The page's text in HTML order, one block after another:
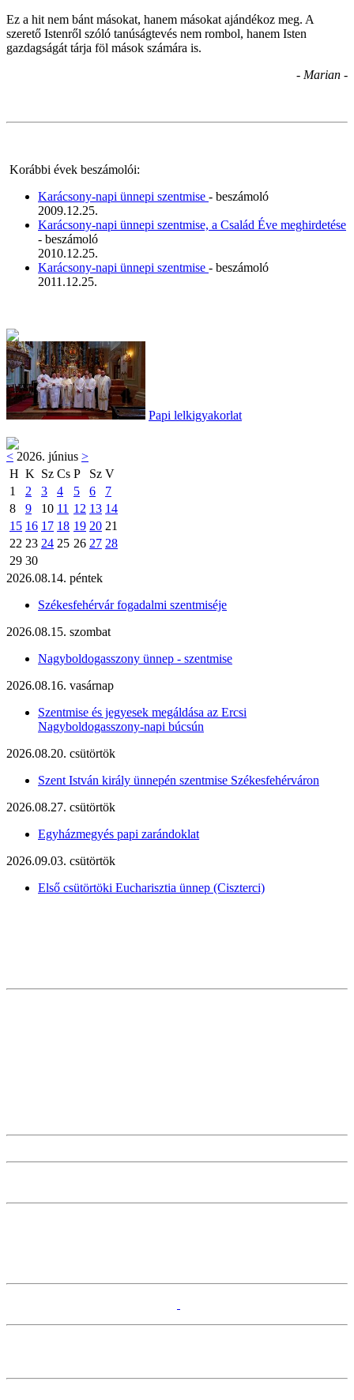
Ez a hit nem bánt másokat, hanem másokat ajándékoz meg. A
szerető Istenről szóló tanúságtevés nem rombol, hanem Isten
gazdagságát tárja föl mások számára is.
- Marian -
Korábbi évek beszámolói:
Karácsony-napi ünnepi szentmise - beszámoló
2009.12.25.
Karácsony-napi ünnepi szentmise, a Család Éve meghirdetése
- beszámoló
2010.12.25.
Karácsony-napi ünnepi szentmise - beszámoló
2011.12.25.
Papi lelkigyakorlat
< 2026. június >
H K Sz Cs P Sz V
1
2 3 4 5 6
7
8
9 10 11 12 13 14
15 16 17 18 19 20 21
22 23 24 25 26 27 28
29 30
2026.08.14. péntek
Székesfehérvár fogadalmi szentmiséje
2026.08.15. szombat
Nagyboldogasszony ünnep - szentmise
2026.08.16. vasárnap
Szentmise és jegyesek megáldása az Ercsi
Nagyboldogasszony-napi búcsún
2026.08.20. csütörtök
Szent István király ünnepén szentmise Székesfehérváron
2026.08.27. csütörtök
Egyházmegyés papi zarándoklat
2026.09.03. csütörtök
Első csütörtöki Eucharisztia ünnep (Ciszterci)